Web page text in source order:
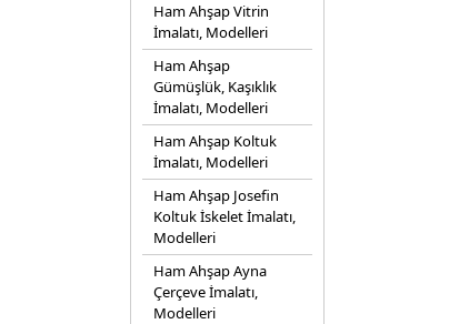
Ham Ahşap Vitrin
İmalatı, Modelleri
Ham Ahşap
Gümüşlük, Kaşıklık
İmalatı, Modelleri
Ham Ahşap Koltuk
İmalatı, Modelleri
Ham Ahşap Josefin
Koltuk İskelet İmalatı,
Modelleri
Ham Ahşap Ayna
Çerçeve İmalatı,
Modelleri